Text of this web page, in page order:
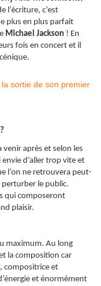
l’écriture, c’est
plus en plus parfait
Michael Jackson ! En
fois en concert et il
après et selon les
d’aller trop vite et
l’on ne retrouvera peut-
perturber le public.
qui composeront
plaisir.
maximum. Au long
la composition car
compositrice et
et énormément